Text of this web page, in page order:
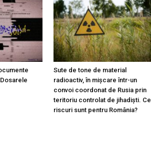
Sute de tone de material
radioactiv, în mișcare într-un
convoi coordonat de Rusia prin
teritoriu controlat de jihadiști. Ce
riscuri sunt pentru România?